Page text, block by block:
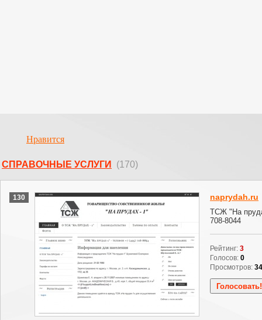
Нравится
СПРАВОЧНЫЕ УСЛУГИ (170)
130 naprydah.ru
ТСЖ "На
708-8044
Рейтинг: 3
Голосов: 0
Просмотров: